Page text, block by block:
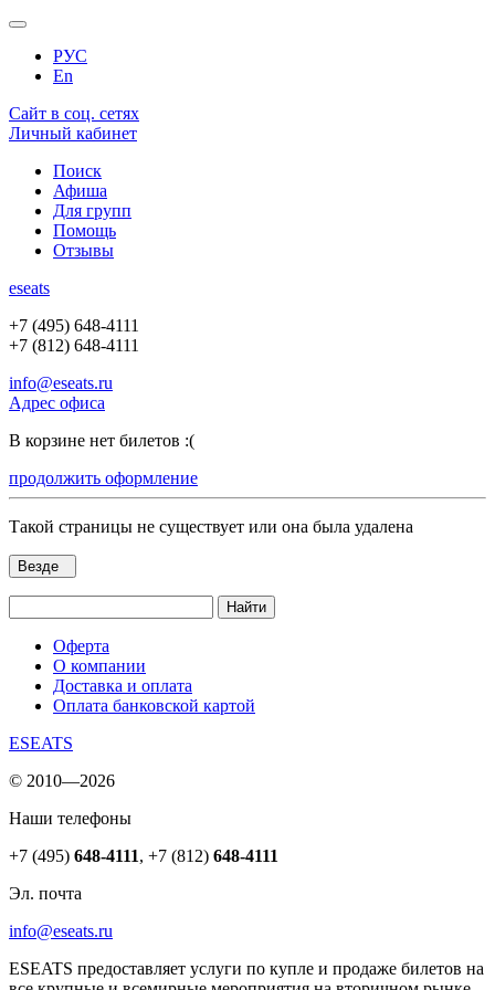
РУС
En
Сайт в соц. сетях
Личный кабинет
Поиск
Афиша
Для групп
Помощь
Отзывы
eseats
+7 (495) 648-4111
+7 (812) 648-4111
info@eseats.ru
Адрес офиса
В корзине нет билетов :(
продолжить оформление
Такой страницы не существует или она была удалена
Везде
Найти
Оферта
О компании
Доставка и оплата
Оплата банковской картой
ESEATS
© 2010—2026
Наши телефоны
+7 (495) 648-4111, +7 (812) 648-4111
Эл. почта
info@eseats.ru
ESEATS предоставляет услуги по купле и продаже билетов на